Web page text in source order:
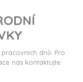
dnů. Pro
nás kontaktujte.